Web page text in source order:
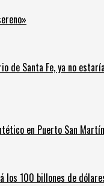
de Santa Fe, ya no
en Puerto San
los 100 billones de